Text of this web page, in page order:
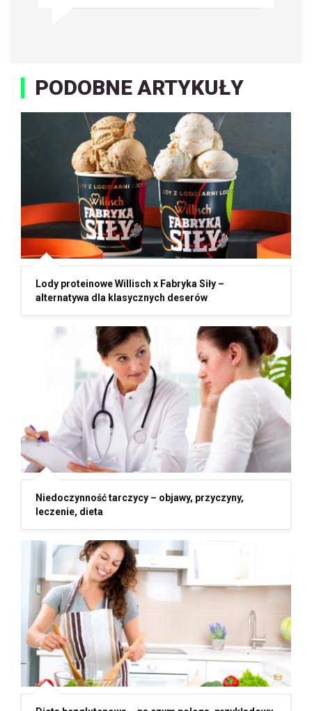
PODOBNE ARTYKUŁY
Lody proteinowe Willisch x Fabryka Siły –
alternatywa dla klasycznych deserów
Niedoczynność tarczycy – objawy, przyczyny,
leczenie, dieta